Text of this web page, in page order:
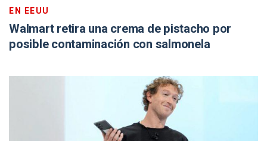
EN EEUU
Walmart retira una crema de pistacho por
posible contaminación con salmonela